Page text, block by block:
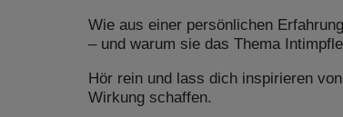
Wie aus einer persönlichen
– und warum sie das Thema
Hör rein und lass dich inspirieren
Wirkung schaffen.